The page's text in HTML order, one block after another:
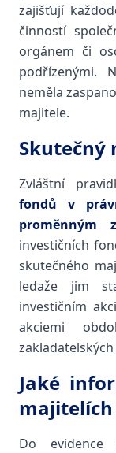
zajišťují
činností
orgánem či
podřízenými.
neměla
majitele.
Skutečný
Zvláštní
fondů v
proměnným
investičních
skutečného
ledaže jim
investičním
akciemi
zakladatelských
Jaké
majitelích
Do evidence